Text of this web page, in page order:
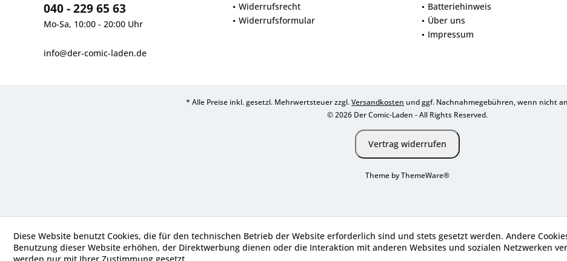
040 - 229 65 63
Mo-Sa, 10:00 - 20:00 Uhr
info@der-comic-laden.de
Widerrufsrecht
Widerrufsformular
Batteriehinweis
Über uns
Impressum
* Alle Preise inkl. gesetzl. Mehrwertsteuer zzgl.Versandkosten und ggf. Nachnahmegebühren, wenn nicht
© 2026 Der Comic-Laden - All Rights Reserved.
Vertrag widerrufen
Theme byThemeWare®
Diese Website benutzt Cookies, die für den technischen Betrieb der Website erforderlich sind und stets gesetzt werden. Andere
Benutzung dieser Website erhöhen, der Direktwerbung dienen oder die Interaktion mit anderen Websites und sozialen Netzwerken